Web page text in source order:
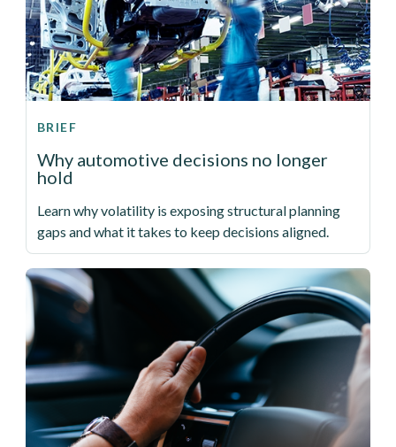
Why automotive decisions no longer
hold
Learn why volatility is exposing structural planning
gaps and what it takes to keep decisions aligned.
BRIEF